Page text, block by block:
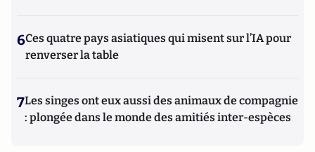
6Ces quatre pays asiatiques qui misent sur l’IA pour
renverser la table
7Les singes ont eux aussi des animaux de compagnie
: plongée dans le monde des amitiés inter-espèces